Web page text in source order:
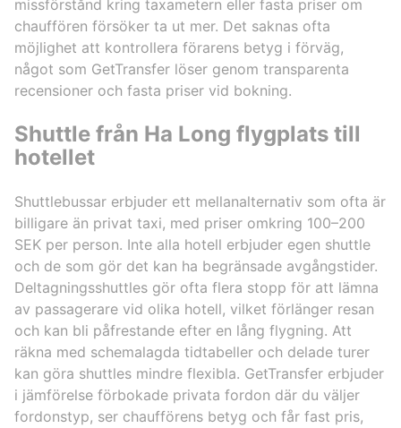
missförstånd kring taxametern eller fasta priser om
chauffören försöker ta ut mer. Det saknas ofta
möjlighet att kontrollera förarens betyg i förväg,
något som GetTransfer löser genom transparenta
recensioner och fasta priser vid bokning.
Shuttle från Ha Long flygplats till
hotellet
Shuttlebussar erbjuder ett mellanalternativ som ofta är
billigare än privat taxi, med priser omkring 100–200
SEK per person. Inte alla hotell erbjuder egen shuttle
och de som gör det kan ha begränsade avgångstider.
Deltagningsshuttles gör ofta flera stopp för att lämna
av passagerare vid olika hotell, vilket förlänger resan
och kan bli påfrestande efter en lång flygning. Att
räkna med schemalagda tidtabeller och delade turer
kan göra shuttles mindre flexibla. GetTransfer erbjuder
i jämförelse förbokade privata fordon där du väljer
fordonstyp, ser chaufförens betyg och får fast pris,